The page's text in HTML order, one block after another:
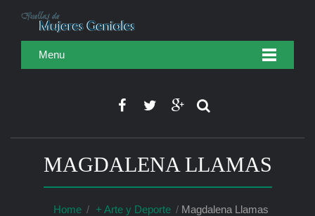
Menu
MAGDALENA LLAMAS
Home + Arte y Deporte Magdalena Llamas